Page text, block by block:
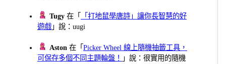
Tugy 在「
「打地鼠學唐詩」讓你長智慧的好
遊戲 」說：uugi
Aston 在「Picker Wheel 線上隨機抽籤工具，
可保存多個不同主題輪盤！
」說：很實用的隨機